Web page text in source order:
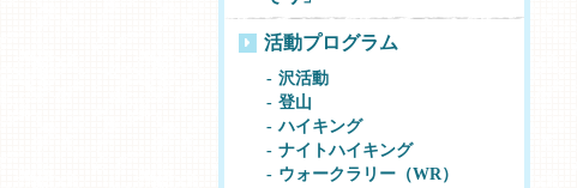
活動プログラム
沢活動
登山
ハイキング
ナイトハイキング
ウォークラリー（WR）